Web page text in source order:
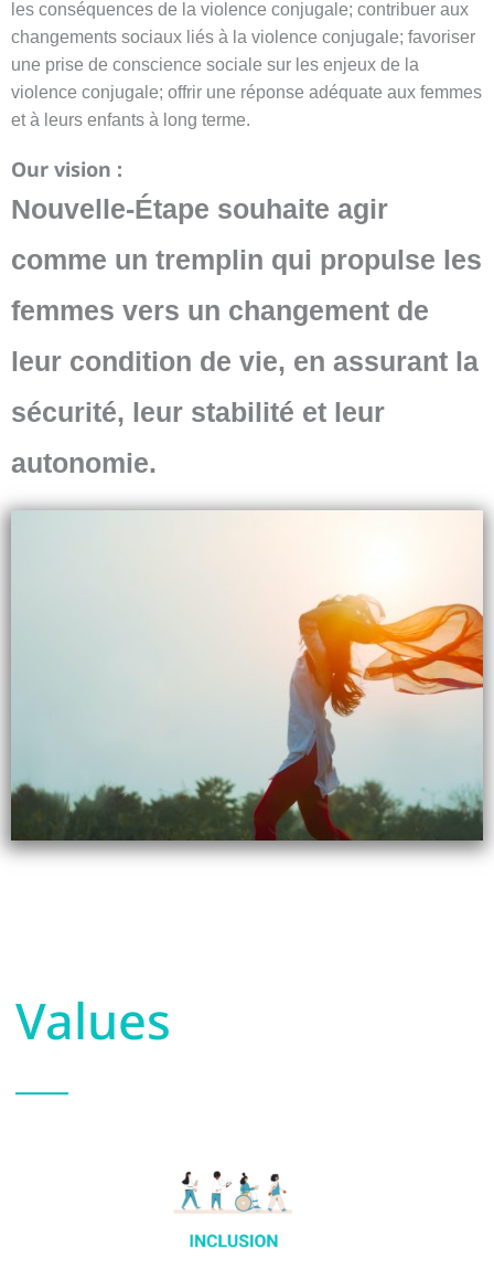
les conséquences de la violence conjugale; contribuer aux
changements sociaux liés à la violence conjugale; favoriser
une prise de conscience sociale sur les enjeux de la
violence conjugale; offrir une réponse adéquate aux femmes
et à leurs enfants à long terme.
Our vision :
Nouvelle-Étape souhaite agir
comme un tremplin qui propulse les
femmes vers un changement de
leur condition de vie, en assurant la
sécurité, leur stabilité et leur
autonomie.
Values